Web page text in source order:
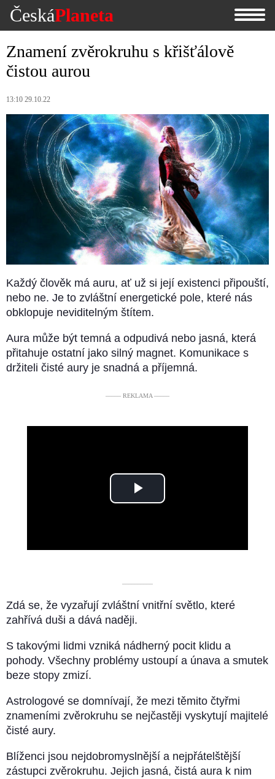
ČeskáPlaneta
Znamení zvěrokruhu s křišťálově
čistou aurou
13:10 29.10.22
Každý člověk má auru, ať už si její existenci připouští,
nebo ne. Je to zvláštní energetické pole, které nás
obklopuje neviditelným štítem.
Aura může být temná a odpudivá nebo jasná, která
přitahuje ostatní jako silný magnet. Komunikace s
držiteli čisté aury je snadná a příjemná.
––––– REKLAMA –––––
Play
––––––––––
Zdá se, že vyzařují zvláštní vnitřní světlo, které
zahřívá duši a dává naději.
S takovými lidmi vzniká nádherný pocit klidu a
pohody. Všechny problémy ustoupí a únava a smutek
beze stopy zmizí.
Astrologové se domnívají, že mezi těmito čtyřmi
znameními zvěrokruhu se nejčastěji vyskytují majitelé
čisté aury.
Blíženci jsou nejdobromyslnější a nejpřátelštější
zástupci zvěrokruhu. Jejich jasná, čistá aura k nim